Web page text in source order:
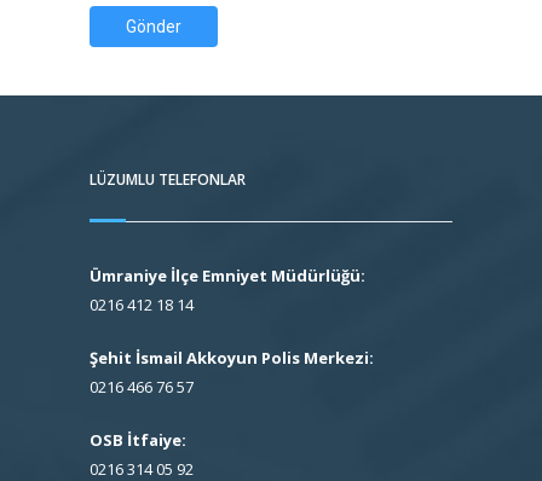
Gönder
LÜZUMLU TELEFONLAR
Ümraniye İlçe Emniyet Müdürlüğü:
0216 412 18 14
Şehit İsmail Akkoyun Polis Merkezi:
0216 466 76 57
OSB İtfaiye:
0216 314 05 92